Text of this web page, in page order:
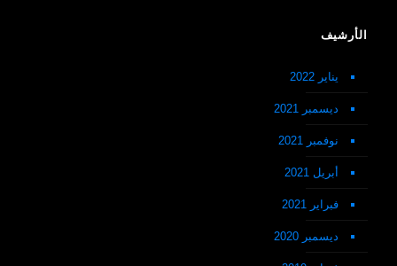
الأرشيف
يناير 2022
ديسمبر 2021
نوفمبر 2021
أبريل 2021
فبراير 2021
ديسمبر 2020